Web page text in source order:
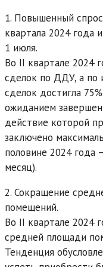
1. Повышенный
квартала 2024 года
1 июля.
Во II квартале 2024
сделок по ДДУ, а по
сделок достигла
ожиданием
действие которой
заключено
половине 2024 года
месяц).
2. Сокращение
помещений.
Во II квартале 2024
средней площади
Тенденция